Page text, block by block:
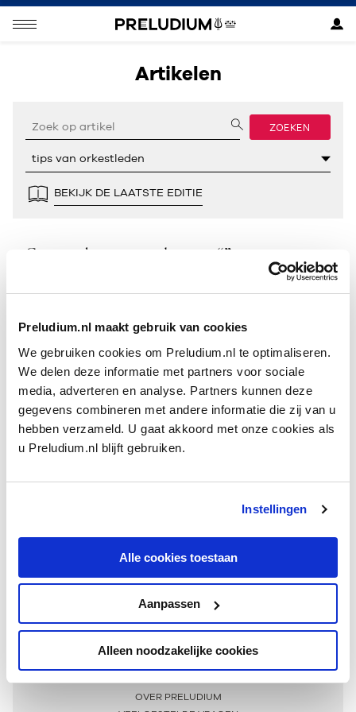
Preludium.nl maakt gebruik van cookies
We gebruiken cookies om Preludium.nl te optimaliseren.
We delen deze informatie met partners voor sociale
media, adverteren en analyse. Partners kunnen deze
gegevens combineren met andere informatie die zij van u
hebben verzameld. U gaat akkoord met onze cookies als
u Preludium.nl blijft gebruiken.
Instellingen
Alle cookies toestaan
Aanpassen
Alleen noodzakelijke cookies
Artikelen
ZOEKEN
BEKIJK DE LAATSTE EDITIE
Geen resultaten gevonden voor “”.
Meer informatie
OVER PRELUDIUM